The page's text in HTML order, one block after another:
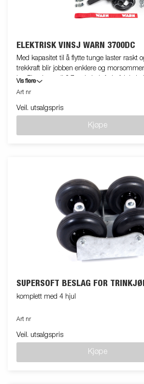
ELEKTRISK VINSJ WARN 3700DC
Med kapasitet til å flytte tunge laster raskt
trekkraft blir jobben enklere og
kg, Fjernkontroll 3,7 m kabel. Anbefalt kabel
Vis flere
Art nr
Veil. utsalgspris
Kjøpe
SUPERSOFT BESLAG FOR
komplett med 4 hjul
Art nr
Veil. utsalgspris
Kjøpe